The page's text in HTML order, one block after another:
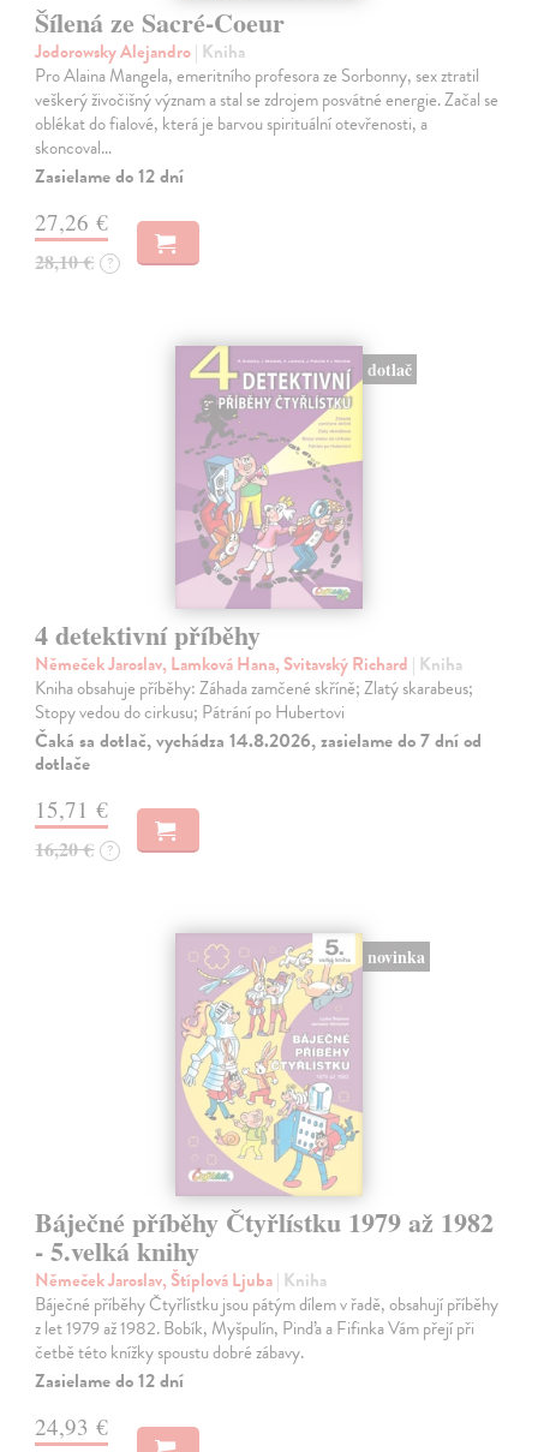
Šílená ze Sacré-Coeur
Jodorowsky Alejandro| Kniha
Pro Alaina Mangela, emeritního profesora ze Sorbonny, sex ztratil
veškerý živočišný význam a stal se zdrojem posvátné energie. Začal se
oblékat do fialové, která je barvou spirituální otevřenosti, a
skoncoval…
Zasielame do 12 dní
27,26 €
28,10 € ?
dotlač
4 detektivní příběhy
Němeček Jaroslav, Lamková Hana, Svitavský Richard | Kniha
Kniha obsahuje příběhy: Záhada zamčené skříně; Zlatý skarabeus;
Stopy vedou do cirkusu; Pátrání po Hubertovi
Čaká sa dotlač, vychádza 14.8.2026, zasielame do 7 dní od
dotlače
15,71 €
16,20 € ?
novinka
Báječné příběhy Čtyřlístku 1979 až 1982
- 5.velká knihy
Němeček Jaroslav, Štíplová Ljuba| Kniha
Báječné příběhy Čtyřlístku jsou pátým dílem v řadě, obsahují příběhy
z let 1979 až 1982. Bobík, Myšpulín, Pinďa a Fifinka Vám přejí při
četbě této knížky spoustu dobré zábavy.
Zasielame do 12 dní
24,93 €